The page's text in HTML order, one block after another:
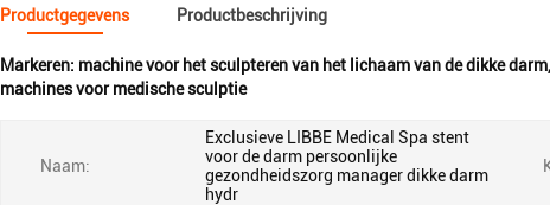
Productgegevens Productbeschrijving
Markeren: machine voor het sculpteren van het lichaam van de dikke darm,
machines voor medische sculptie
Naam:
Exclusieve LIBBE Medical Spa stent
voor de darm persoonlijke
gezondheidszorg manager dikke darm
hydr